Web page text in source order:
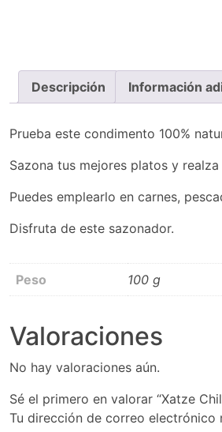
Descripción Información
Prueba este condimento 100%
Sazona tus mejores platos y realza
Puedes emplearlo en carnes,
Disfruta de este sazonador.
Peso 100 g
Valoraciones
No hay valoraciones aún.
Sé el primero en valorar “Xatze
Tu dirección de correo electrónico